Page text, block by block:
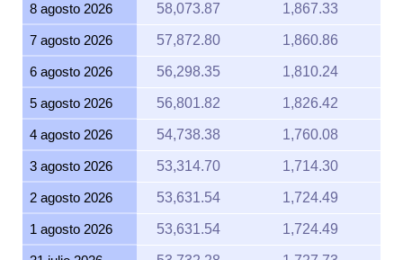
8 agosto 2026 58,073.87 1,867.33
7 agosto 2026 57,872.80 1,860.86
6 agosto 2026 56,298.35 1,810.24
5 agosto 2026 56,801.82 1,826.42
4 agosto 2026 54,738.38 1,760.08
3 agosto 2026 53,314.70 1,714.30
2 agosto 2026 53,631.54 1,724.49
1 agosto 2026 53,631.54 1,724.49